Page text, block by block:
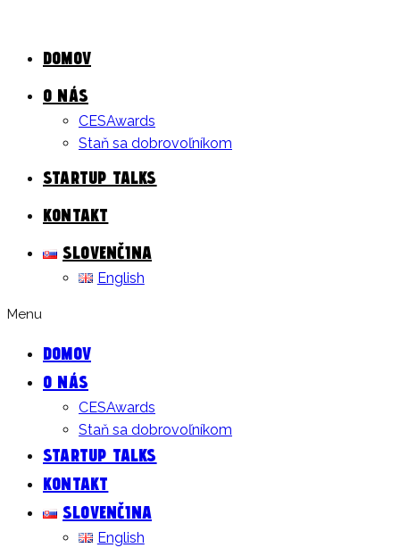
DOMOV
O NÁS
CESAwards
Staň sa dobrovoľníkom
STARTUP TALKS
KONTAKT
SLOVENČINA
English
Menu
DOMOV
O NÁS
CESAwards
Staň sa dobrovoľníkom
STARTUP TALKS
KONTAKT
SLOVENČINA
English